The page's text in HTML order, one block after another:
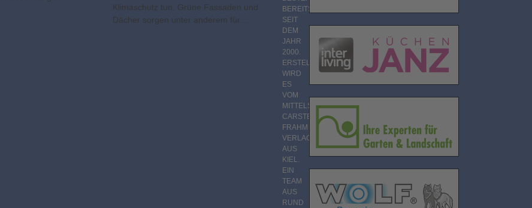
Klimaschutz tun. Grüne Fassaden und
Dächer sorgen unter anderem für…
BEREITS
SEIT
DEM
JAHR
2000.
ERSTELLT
WIRD
ES
VOM
MITTELSTÄNDISCHEN
CARSTEN
FRAHM
VERLAG
AUS
KIEL.
EIN
TEAM
AUS
RUND